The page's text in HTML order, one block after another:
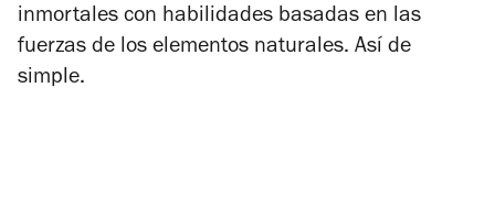
inmortales con habilidades basadas en las
fuerzas de los elementos naturales. Así de
simple.